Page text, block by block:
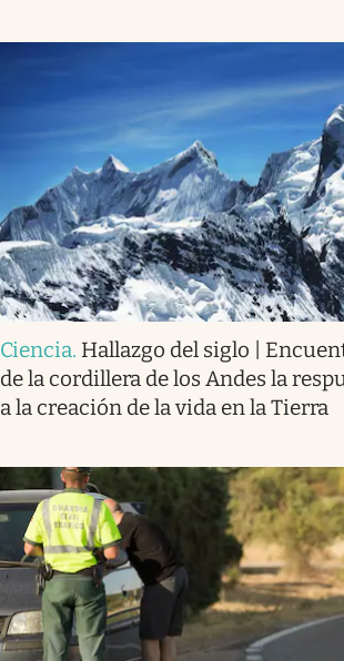
Ciencia. Hallazgo del siglo |
de la cordillera de los Andes la
a la creación de la vida en la Tierra